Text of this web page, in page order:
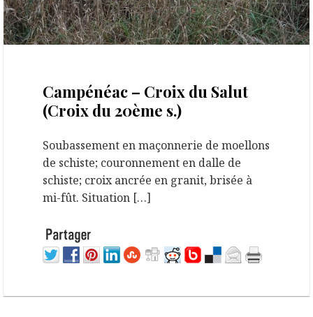
Campénéac – Croix du Salut
(Croix du 20ème s.)
Soubassement en maçonnerie de moellons
de schiste; couronnement en dalle de
schiste; croix ancrée en granit, brisée à
mi-fût. Situation […]